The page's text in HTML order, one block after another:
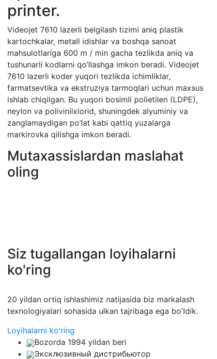
printer.
Videojet 7610 lazerli belgilash tizimi aniq plastik
kartochkalar, metall idishlar va boshqa sanoat
mahsulotlariga 600 m / min gacha tezlikda aniq va
tushunarli kodlarni qo’llashga imkon beradi. Videojet
7610 lazerli koder yuqori tezlikda ichimliklar,
farmatsevtika va ekstruziya tarmoqlari uchun maxsus
ishlab chiqilgan. Bu yuqori bosimli polietilen (LDPE),
neylon va polivinilxlorid, shuningdek alyuminiy va
zanglamaydigan po’lat kabi qattiq yuzalarga
markirovka qilishga imkon beradi.
Mutaxassislardan maslahat
oling
Siz tugallangan loyihalarni
ko'ring
20 yildan ortiq ishlashimiz natijasida biz markalash
texnologiyalari sohasida ulkan tajribaga ega bo'ldik.
Loyihalarni ko'ring
Bozorda 1994 yildan beri
Эксклюзивный дистрибьютор